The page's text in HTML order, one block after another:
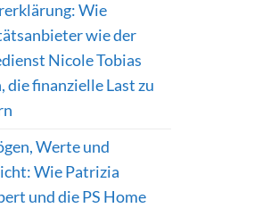
Wie
wie der
Nicole Tobias
die finanzielle Last zu
Werte und
Wie Patrizia
und die PS Home